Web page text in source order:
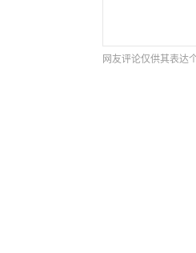
网友评论仅供其表达